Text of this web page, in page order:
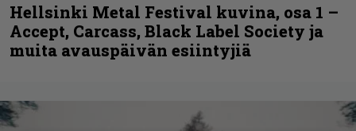
Hellsinki Metal Festival kuvina, osa 1 –
Accept, Carcass, Black Label Society ja
muita avauspäivän esiintyjiä